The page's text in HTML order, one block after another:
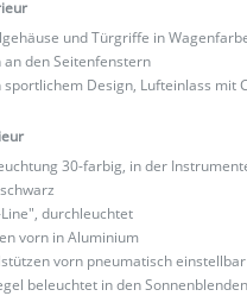
und Türgriffe in
den Seitenfenstern
sportlichem Design, Lufteinlass mit
30-farbig, in der
durchleuchtet
vorn in Aluminium
vorn pneumatisch einstellbar
beleuchtet in den Sonnenblenden